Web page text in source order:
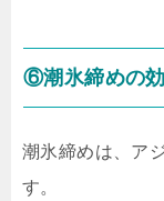
⑥潮氷締めの
潮氷締めは、ア
す。